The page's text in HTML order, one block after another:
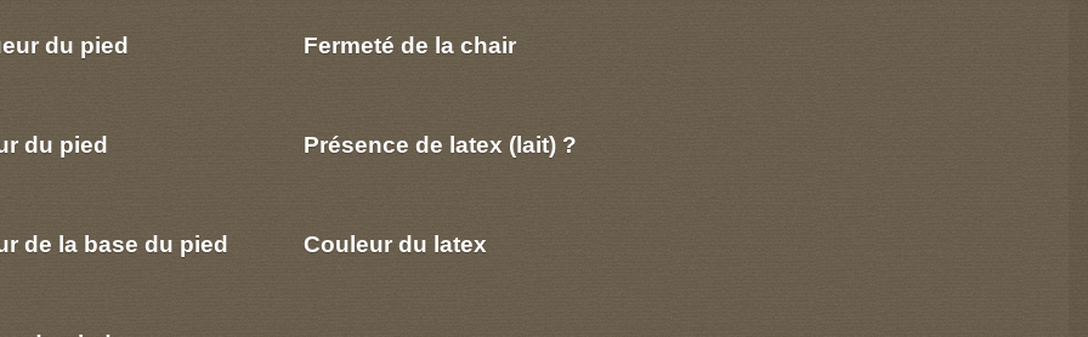
du pied
du pied
de la base du pied
Fermeté de la chair
Présence de latex (lait) ?
Couleur du latex